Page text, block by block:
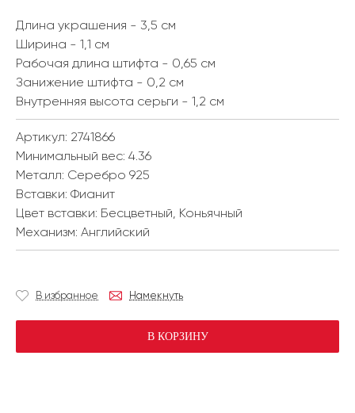
Длина украшения - 3,5 см
Ширина - 1,1 см
Рабочая длина штифта - 0,65 см
Занижение штифта - 0,2 см
Внутренняя высота серьги - 1,2 см
Артикул: 2741866
Минимальный вес: 4.36
Металл: Серебро 925
Вставки: Фианит
Цвет вставки: Бесцветный, Коньячный
Механизм: Английский
В избранное Намекнуть
В КОРЗИНУ